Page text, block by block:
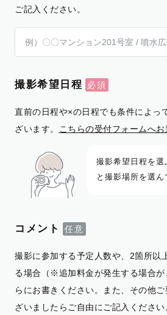
ご記入ください。
撮影希望日程
直前の日程や×の日程でも条件によっ
ざいます。
こちらの受付フォームへ
撮影希望日程を選
と撮影場所を選ん
コメント
撮影に参加する予定人数や、2箇所以
る場合（※追加料金が発生する場合が
らにお書きください。また、その他
ざいましたらご自由にご記入ください